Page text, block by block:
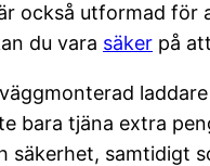
också utformad
du vara säker på
bara tjäna extra
samtidigt